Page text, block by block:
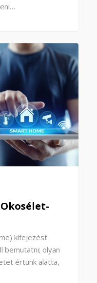
kifejezést
bemutatni; olyan
értünk alatta,